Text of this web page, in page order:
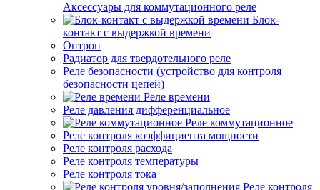
Аксессуары для коммутационного реле
Блок-
контакт с выдержкой времени
Оптрон
Радиатор для твердотельного реле
Реле безопасности (устройство для контроля
безопасности цепей)
Реле времени
Реле давления дифференциальное
Реле коммутационное
Реле контроля коэффициента мощности
Реле контроля расхода
Реле контроля температуры
Реле контроля тока
Реле контроля